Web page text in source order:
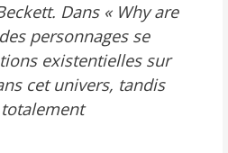
Dans « Why are
personnages se
existentielles sur
cet univers, tandis
totalement